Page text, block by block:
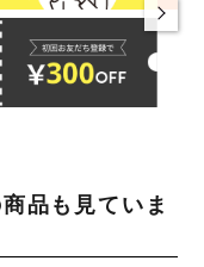
品も見ていま